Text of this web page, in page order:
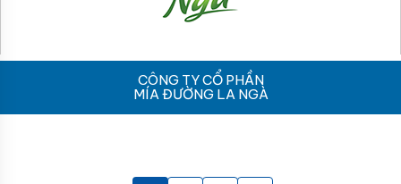
CÔNG TY CỔ PHẦN
MÍA ĐƯỜNG LA NGÀ